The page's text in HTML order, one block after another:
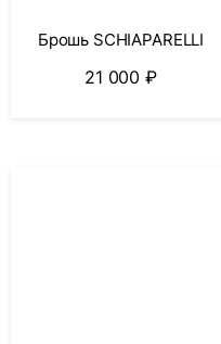
Брошь SCHIAPARELLI
21 000₽